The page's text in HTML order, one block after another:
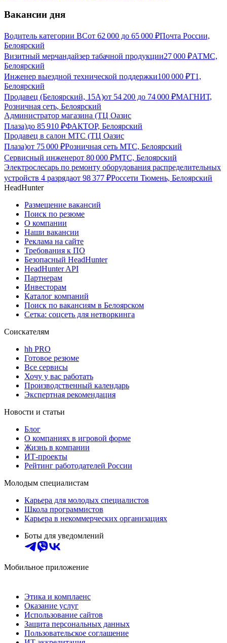
Вакансии дня
Водитель категории ВСот 62 000 до 65 000 ₽Почта России,
Белоярский
Визитный мерчандайзер табачной продукции27 000 ₽АТМС,
Белоярский
Инженер выездной технической поддержки100 000 ₽Т1,
Белоярский
Продавец (Белоярский, 15А)от 54 200 до 74 000 ₽МАГНИТ,
Розничная сеть, Белоярский
Администратор магазина (ТЦ Оазис
Плаза)до 85 910 ₽ФАКТОР, Белоярский
Продавец в салон МТС (ТЦ Оазис
Плаза)от 75 000 ₽Розничная сеть МТС, Белоярский
Сервисный инженерот 80 000 ₽МТС, Белоярский
Электрослесарь по ремонту оборудования распределительных
устройств 4 разрядаот 98 377 ₽Россети Тюмень, Белоярский
HeadHunter
Размещение вакансий
Поиск по резюме
О компании
Наши вакансии
Реклама на сайте
Требования к ПО
Безопасный HeadHunter
HeadHunter API
Партнерам
Инвесторам
Каталог компаний
Поиск по вакансиям в Белоярском
Сетка: соцсеть для нетворкинга
Соискателям
hh PRO
Готовое резюме
Все сервисы
Хочу у вас работать
Производственный календарь
Экспертная рекомендация
Новости и статьи
Блог
О компаниях в игровой форме
Жизнь в компании
ИТ-проекты
Рейтинг работодателей России
Молодым специалистам
Карьера для молодых специалистов
Школа программистов
Карьера в некоммерческих организациях
Боты для уведомлений
Мобильное приложение
Этика и комплаенс
Оказание услуг
Использование сайтов
Защита персональных данных
Пользовательское соглашение